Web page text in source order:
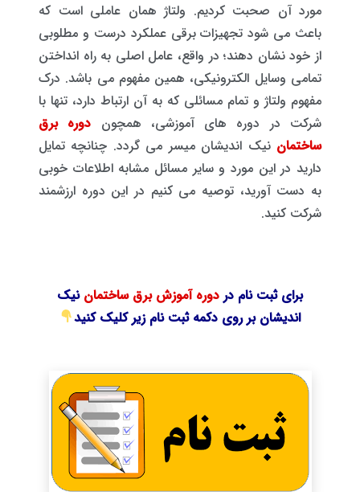
مورد آن صحبت کردیم. ولتاژ همان عاملی است که
باعث می شود تجهیزات برقی عملکرد درست و مطلوبی
از خود نشان دهند؛ در واقع، عامل اصلی به راه انداختن
تمامی وسایل الکترونیکی، همین مفهوم می باشد. درک
مفهوم ولتاژ و تمام مسائلی که به آن ارتباط دارد، تنها با
شرکت در دوره های آموزشی، همچون دوره برق
ساختمان نیک اندیشان میسر می گردد. چنانچه تمایل
دارید در این مورد و سایر مسائل مشابه اطلاعات خوبی
به دست آورید، توصیه می کنیم در این دوره ارزشمند
شرکت کنید.
برای ثبت نام در دوره آموزش برق ساختمان نیک
اندیشان بر روی دکمه ثبت نام زیر کلیک کنید